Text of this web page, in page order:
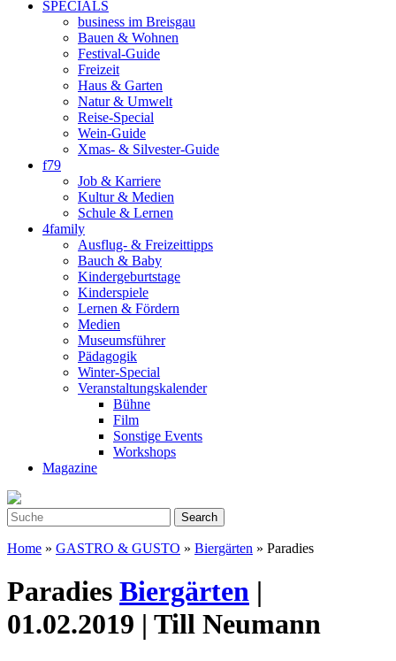
SPECIALS
business im Breisgau
Bauen & Wohnen
Festival-Guide
Freizeit
Haus & Garten
Natur & Umwelt
Reise-Special
Wein-Guide
Xmas- & Silvester-Guide
f79
Job & Karriere
Kultur & Medien
Schule & Lernen
4family
Ausflug- & Freizeittipps
Bauch & Baby
Kindergeburtstage
Kinderspiele
Lernen & Fördern
Medien
Museumsführer
Pädagogik
Winter-Special
Veranstaltungskalender
Bühne
Film
Sonstige Events
Workshops
Magazine
Home » GASTRO & GUSTO » Biergärten » Paradies
Paradies Biergärten |
01.02.2019 | Till Neumann